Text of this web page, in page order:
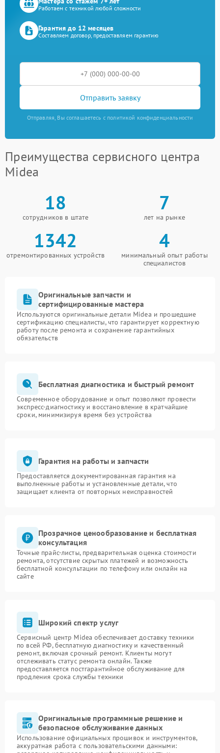
Работаем с техникой любой сложности
Гарантия до 12 месяцев
Составляем договор, предоставляем гарантию
Отправить заявку
Отправляя, Вы соглашаетесь с политикой конфиденциальности
Преимущества сервисного центра
Midea
18
сотрудников в штате
7
лет на рынке
1342
отремонтированных устройств
4
минимальный опыт работы
специалистов
Оригинальные запчасти и
сертифицированные мастера
Используются оригинальные детали Midea и прошедшие
сертификацию специалисты, что гарантирует корректную
работу после ремонта и сохранение гарантийных
обязательств
Бесплатная диагностика и быстрый ремонт
Современное оборудование и опыт позволяют провести
экспресс-диагностику и восстановление в кратчайшие
сроки, минимизируя время без устройства
Гарантия на работы и запчасти
Предоставляется документированная гарантия на
выполненные работы и установленные детали, что
защищает клиента от повторных неисправностей
Прозрачное ценообразование и бесплатная
консультация
Точные прайс-листы, предварительная оценка стоимости
ремонта, отсутствие скрытых платежей и возможность
бесплатной консультации по телефону или онлайн на
сайте
Широкий спектр услуг
Сервисный центр Midea обеспечивает доставку техники
по всей РФ, бесплатную диагностику и качественный
ремонт, включая срочный ремонт. Клиенты могут
отслеживать статус ремонта онлайн. Также
предоставляется постгарантийное обслуживание для
продления срока службы техники
Оригинальные программные решение и
безопасное обслуживание данных
Использование официальных прошивок и инструментов,
аккуратная работа с пользовательскими данными: